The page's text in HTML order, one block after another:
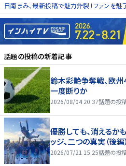
日南まみ、最新投稿で魅力炸裂！ファンを
話題の投稿の新着記事
鈴木彩艶争奪戦、欧
一度断りか
2026/08/04 20:37話題の投
優勝しても、消えるか
ッジ、二つの真実（後編）
2026/07/21 15:25話題の投